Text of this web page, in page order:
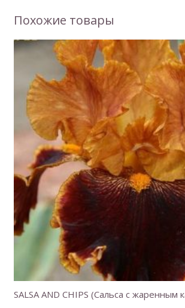
Похожие товары
SALSA AND CHIPS (Сальса с жаренным